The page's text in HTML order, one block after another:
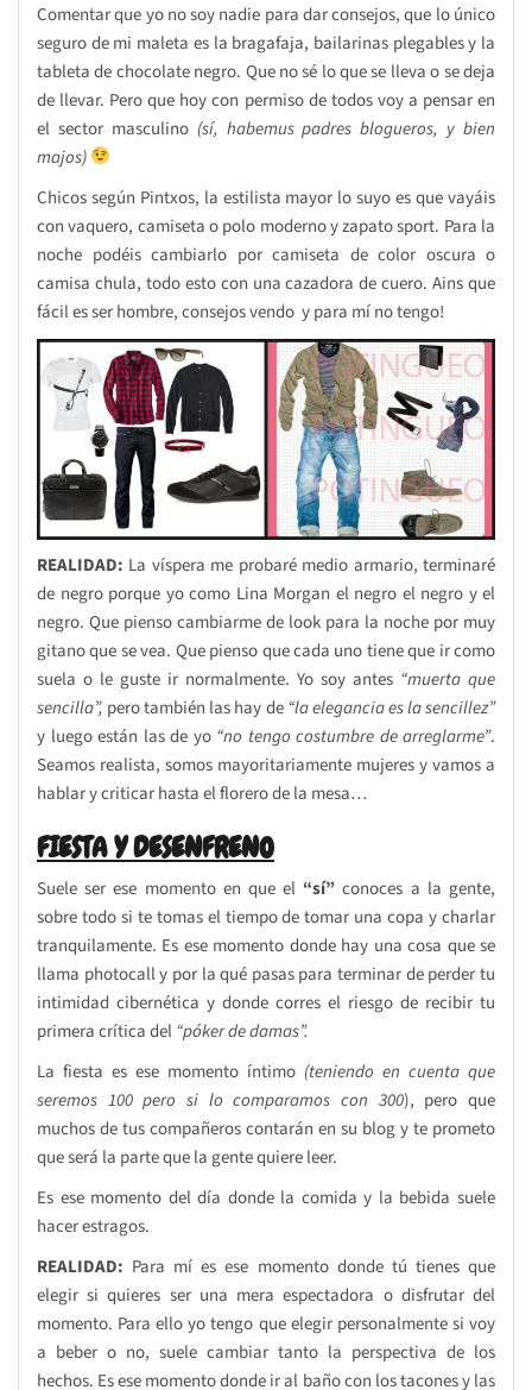
Comentar que yo no soy nadie para dar consejos, que lo único
seguro de mi maleta es la bragafaja, bailarinas plegables y la
tableta de chocolate negro. Que no sé lo que se lleva o se deja
de llevar. Pero que hoy con permiso de todos voy a pensar en
el sector masculino (sí, habemus padres blogueros, y bien
majos)
Chicos según Pintxos, la estilista mayor lo suyo es que vayáis
con vaquero, camiseta o polo moderno y zapato sport. Para la
noche podéis cambiarlo por camiseta de color oscura o
camisa chula, todo esto con una cazadora de cuero. Ains que
fácil es ser hombre, consejos vendo y para mí no tengo!
REALIDAD: La víspera me probaré medio armario, terminaré
de negro porque yo como Lina Morgan el negro el negro y el
negro. Que pienso cambiarme de look para la noche por muy
gitano que se vea. Que pienso que cada uno tiene que ir como
suela o le guste ir normalmente. Yo soy antes “muerta que
sencilla”, pero también las hay de“la elegancia es la sencillez”
y luego están las de yo“no tengo costumbre de arreglarme”.
Seamos realista, somos mayoritariamente mujeres y vamos a
hablar y criticar hasta el florero de la mesa…
FIESTA Y DESENFRENO
Suele ser ese momento en que el“sí” conoces a la gente,
sobre todo si te tomas el tiempo de tomar una copa y charlar
tranquilamente. Es ese momento donde hay una cosa que se
llama photocall y por la qué pasas para terminar de perder tu
intimidad cibernética y donde corres el riesgo de recibir tu
primera crítica del“póker de damas”.
La fiesta es ese momento íntimo (teniendo en cuenta que
seremos 100 pero si lo comparamos con 300), pero que
muchos de tus compañeros contarán en su blog y te prometo
que será la parte que la gente quiere leer.
Es ese momento del día donde la comida y la bebida suele
hacer estragos.
REALIDAD: Para mí es ese momento donde tú tienes que
elegir si quieres ser una mera espectadora o disfrutar del
momento. Para ello yo tengo que elegir personalmente si voy
a beber o no, suele cambiar tanto la perspectiva de los
hechos. Es ese momento donde ir al baño con los tacones y las